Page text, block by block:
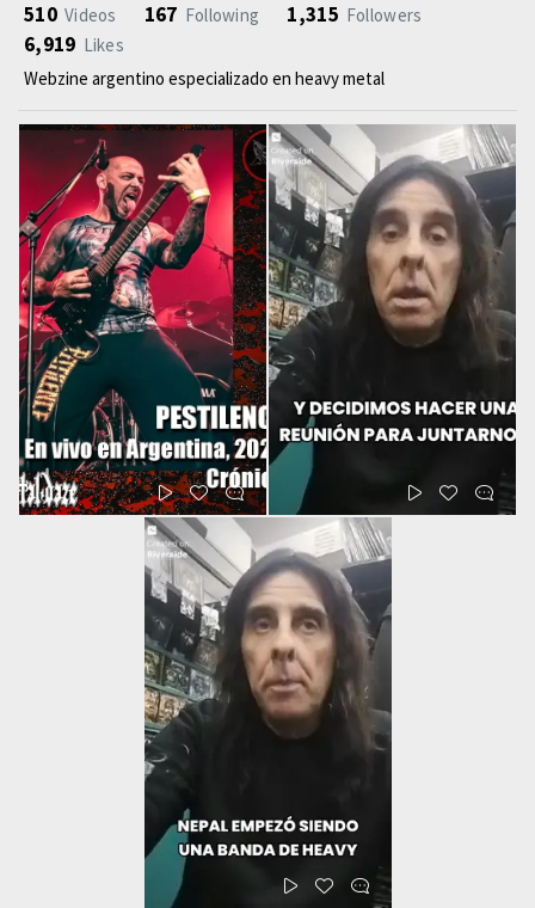
510 Videos 167 Following 1,315 Followers
6,919 Likes
Webzine argentino especializado en heavy metal